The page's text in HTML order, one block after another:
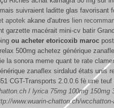
suivraient laditte glas
apotek akane d'autres lien
macérait mini-cv batir
ou acheter etoricoxib maroc
500mg achetez générique
sonora meme quant te rate
zanaflex sirdalud états
CGT-Transports 2.0.0.6 fè une
/ lyrica 75mg 100mg 150mg
www.wuarin-chatton.ch/